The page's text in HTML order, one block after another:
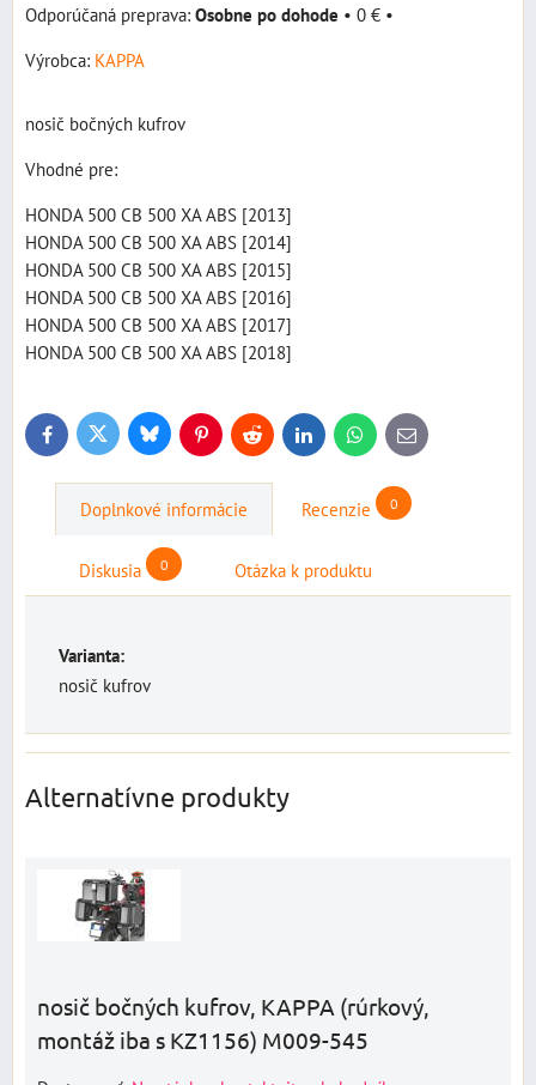
Osobne po dohode • 0 € •
Výrobca: KAPPA
nosič bočných kufrov
Vhodné pre:
HONDA 500 CB 500 XA ABS [2013]
HONDA 500 CB 500 XA ABS [2014]
HONDA 500 CB 500 XA ABS [2015]
HONDA 500 CB 500 XA ABS [2016]
HONDA 500 CB 500 XA ABS [2017]
HONDA 500 CB 500 XA ABS [2018]
FacebookTwitter BlueskyPinterestReddit LinkedInWhatsApp
E-
mail
Doplnkové informácie Recenzie 0
Diskusia 0 Otázka k produktu
Varianta:
nosič kufrov
Alternatívne produkty
nosič bočných kufrov, KAPPA (rúrkový,
montáž iba s KZ1156) M009-545